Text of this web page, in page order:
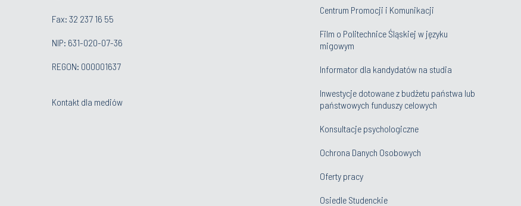
Fax: 32 237 16 55
NIP: 631-020-07-36
REGON: 000001637
Kontakt dla mediów
Centrum Promocji i Komunikacji
Film o Politechnice Śląskiej w języku
migowym
Informator dla kandydatów na studia
Inwestycje dotowane z budżetu państwa lub
państwowych funduszy celowych
Konsultacje psychologiczne
Ochrona Danych Osobowych
Oferty pracy
Osiedle Studenckie